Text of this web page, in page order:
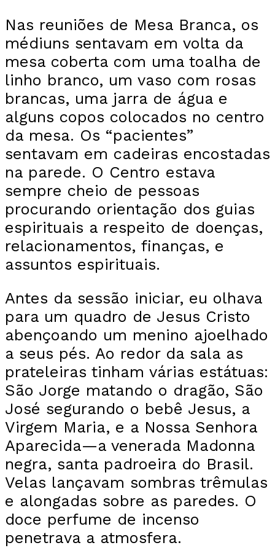
Nas reuniões de Mesa Branca, os
médiuns sentavam em volta da
mesa coberta com uma toalha de
linho branco, um vaso com rosas
brancas, uma jarra de água e
alguns copos colocados no centro
da mesa. Os “pacientes”
sentavam em cadeiras encostadas
na parede. O Centro estava
sempre cheio de pessoas
procurando orientação dos guias
espirituais a respeito de doenças,
relacionamentos, finanças, e
assuntos espirituais.
Antes da sessão iniciar, eu olhava
para um quadro de Jesus Cristo
abençoando um menino ajoelhado
a seus pés. Ao redor da sala as
prateleiras tinham várias estátuas:
São Jorge matando o dragão, São
José segurando o bebê Jesus, a
Virgem Maria, e a Nossa Senhora
Aparecida—a venerada Madonna
negra, santa padroeira do Brasil.
Velas lançavam sombras trêmulas
e alongadas sobre as paredes. O
doce perfume de incenso
penetrava a atmosfera.